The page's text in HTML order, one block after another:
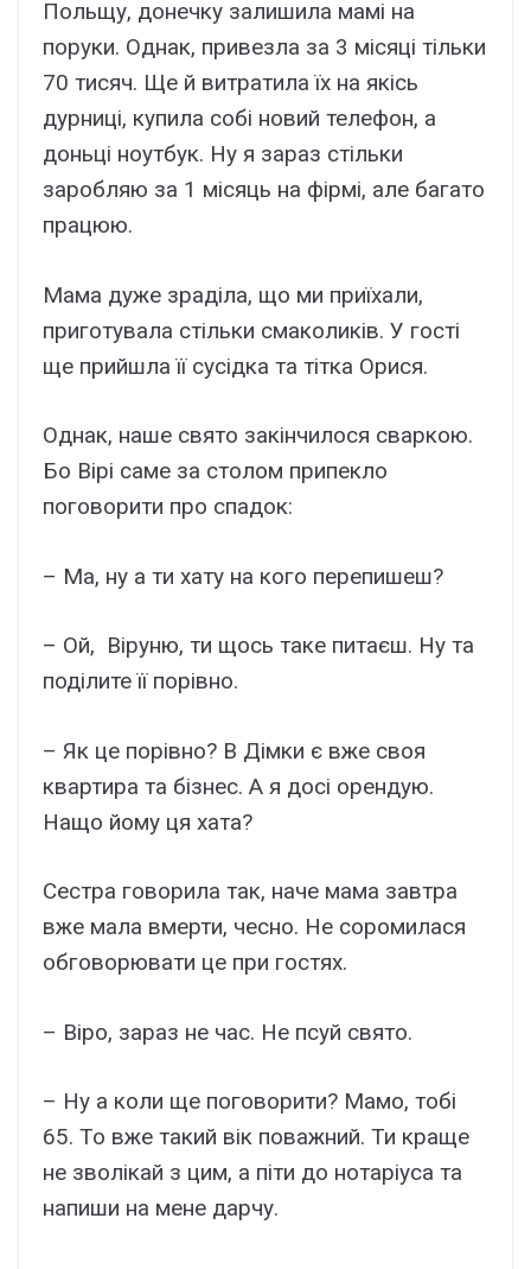
Польщу, донечку залишила мамі на
поруки. Однак, привезла за 3 місяці тільки
70 тисяч. Ще й витратила їх на якісь
дурниці, купила собі новий телефон, а
доньці ноутбук. Ну я зараз стільки
заробляю за 1 місяць на фірмі, але багато
працюю.
Мама дуже зраділа, що ми приїхали,
приготувала стільки смаколиків. У гості
ще прийшла її сусідка та тітка Орися.
Однак, наше свято закінчилося сваркою.
Бо Вірі саме за столом припекло
поговорити про спадок:
– Ма, ну а ти хату на кого перепишеш?
– Ой, Віруню, ти щось таке питаєш. Ну та
поділите її порівно.
– Як це порівно? В Дімки є вже своя
квартира та бізнес. А я досі орендую.
Нащо йому ця хата?
Сестра говорила так, наче мама завтра
вже мала вмерти, чесно. Не соромилася
обговорювати це при гостях.
– Віро, зараз не час. Не псуй свято.
– Ну а коли ще поговорити? Мамо, тобі
65. То вже такий вік поважний. Ти краще
не зволікай з цим, а піти до нотаріуса та
напиши на мене дарчу.